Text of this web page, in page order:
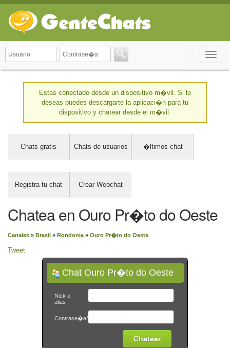
Toggle
Estas conectado desde un dispositivo m�vil. Si lo
deseas puedes descargarte la aplicaci�n para tu
dispositivo y chatear desde el m�vil.
Chats gratis Chats de usuarios �ltimos chat
Registra tu chat Crear Webchat
Chatea en Ouro Pr�to do Oeste
Canales » Brasil » Rondonia » Ouro Pr�to do Oeste
Tweet
Chat Ouro Pr�to do Oeste
Nick o
alias
Contrase�a*